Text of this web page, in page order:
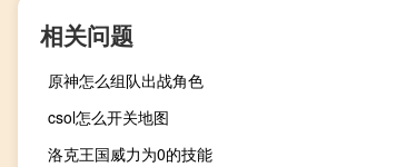
相关问题
原神怎么组队出战角色
csol怎么开关地图
洛克王国威力为0的技能